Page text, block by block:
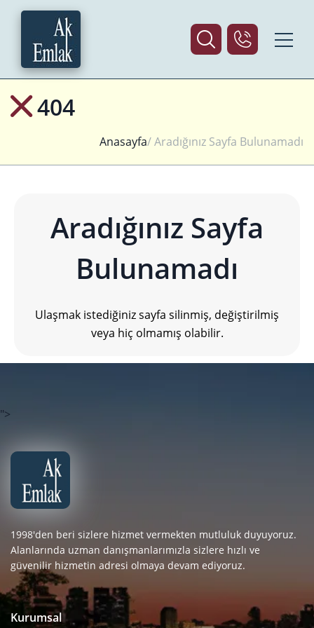
404
Anasayfa/ Aradığınız Sayfa Bulunamadı
Aradığınız Sayfa
Bulunamadı
Ulaşmak istediğiniz sayfa silinmiş, değiştirilmiş
veya hiç olmamış olabilir.
">
1998'den beri sizlere hizmet vermekten mutluluk duyuyoruz.
Alanlarında uzman danışmanlarımızla sizlere hızlı ve
güvenilir hizmetin adresi olmaya devam ediyoruz.
Kurumsal